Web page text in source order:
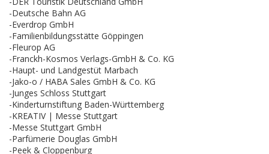
-Deutsche Bahn AG
-Everdrop GmbH
-Familienbildungsstätte Göppingen
-Fleurop AG
-Franckh-Kosmos Verlags-GmbH & Co. KG
-Haupt- und Landgestüt Marbach
-Jako-o / HABA Sales GmbH & Co. KG
-Junges Schloss Stuttgart
-Kinderturnstiftung Baden-Württemberg
-KREATIV | Messe Stuttgart
-Messe Stuttgart GmbH
-Parfümerie Douglas GmbH
-Peek & Cloppenburg